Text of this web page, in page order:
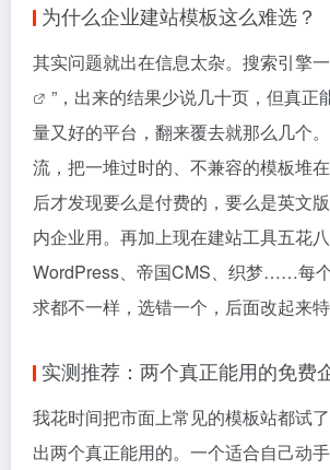
为什么企业建站模板这么难选？
其实问题就出在信息太杂。搜索引擎
”，出来的结果少说几十页，但真正
量又好的平台，翻来覆去就那么几个
流，把一堆过时的、不兼容的模板堆
后才发现要么是付费的，要么是英文
内企业用。再加上现在建站工具五花八
WordPress、帝国CMS、织梦……每
求都不一样，选错一个，后面改起来特
实测推荐：两个真正能用的免费
我花时间把市面上常见的模板站都试
出两个真正能用的。一个适合自己动